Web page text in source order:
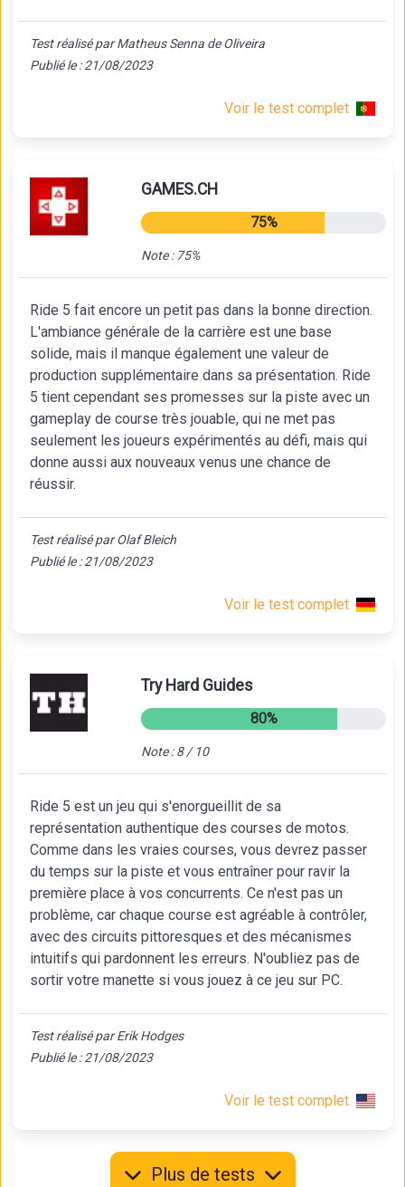
Test réalisé par Matheus Senna de Oliveira
Publié le : 21/08/2023
Voir le test complet
GAMES.CH
75%
Note : 75%
Ride 5 fait encore un petit pas dans la bonne direction.
L'ambiance générale de la carrière est une base
solide, mais il manque également une valeur de
production supplémentaire dans sa présentation. Ride
5 tient cependant ses promesses sur la piste avec un
gameplay de course très jouable, qui ne met pas
seulement les joueurs expérimentés au défi, mais qui
donne aussi aux nouveaux venus une chance de
réussir.
Test réalisé par Olaf Bleich
Publié le : 21/08/2023
Voir le test complet
Try Hard Guides
80%
Note : 8 / 10
Ride 5 est un jeu qui s'enorgueillit de sa
représentation authentique des courses de motos.
Comme dans les vraies courses, vous devrez passer
du temps sur la piste et vous entraîner pour ravir la
première place à vos concurrents. Ce n'est pas un
problème, car chaque course est agréable à contrôler,
avec des circuits pittoresques et des mécanismes
intuitifs qui pardonnent les erreurs. N'oubliez pas de
sortir votre manette si vous jouez à ce jeu sur PC.
Test réalisé par Erik Hodges
Publié le : 21/08/2023
Voir le test complet
Plus de tests